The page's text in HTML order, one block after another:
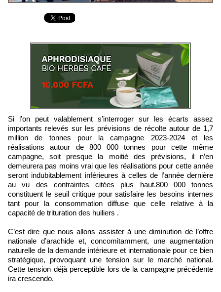
Si l’on peut valablement s’interroger sur les écarts assez
importants relevés sur les prévisions de récolte autour de 1,7
million de tonnes pour la campagne 2023-2024 et les
réalisations autour de 800 000 tonnes pour cette même
campagne, soit presque la moitié des prévisions, il n’en
demeurera pas moins vrai que les réalisations pour cette année
seront indubitablement inférieures à celles de l’année dernière
au vu des contraintes citées plus haut.800 000 tonnes
constituent le seuil critique pour satisfaire les besoins internes
tant pour la consommation diffuse que celle relative à la
capacité de trituration des huiliers .
C’est dire que nous allons assister à une diminution de l’offre
nationale d’arachide et, concomitamment, une augmentation
naturelle de la demande intérieure et internationale pour ce bien
stratégique, provoquant une tension sur le marché national.
Cette tension déjà perceptible lors de la campagne précédente
ira crescendo.